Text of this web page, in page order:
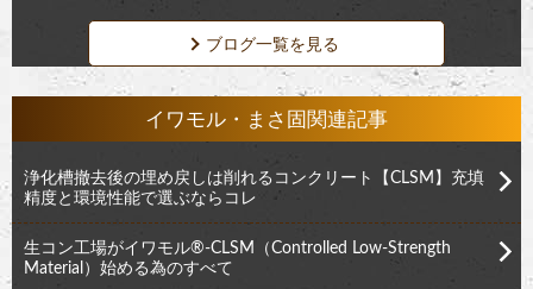
ブログ一覧を見る
イワモル・まさ固関連記事
浄化槽撤去後の埋め戻しは削れるコンクリート【CLSM】充填
精度と環境性能で選ぶならコレ
生コン工場がイワモル®︎-CLSM（Controlled Low-Strength
Material）始める為のすべて